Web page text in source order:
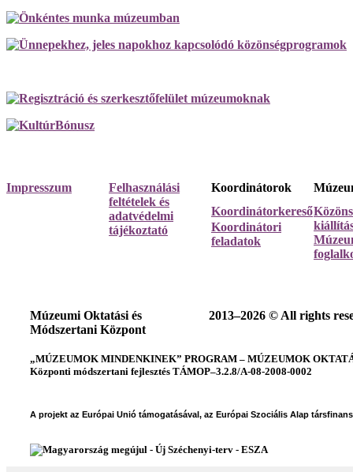
Impresszum
Felhasználási
feltételek és
adatvédelmi
tájékoztató
Koordinátorok
Koordinátorkereső
Koordinátori
feladatok
Múzeumi Oktatási és
Módszertani Központ
2013–2026 © All rights
„MÚZEUMOK MINDENKINEK” PROGRAM – MÚZEUMOK
Központi módszertani fejlesztés TÁMOP–3.2.8/A-08-2008-0002
A projekt az Európai Unió támogatásával, az Európai Szociális Alap